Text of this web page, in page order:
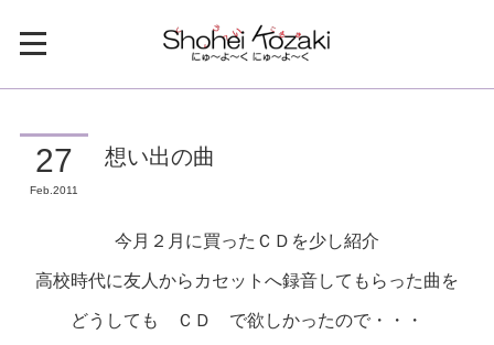
27
Feb 2011
想い出の曲
今月２月に買ったＣＤを少し紹介
高校時代に友人からカセットへ録音してもらった曲を
どうしても ＣＤ で欲しかったので・・・